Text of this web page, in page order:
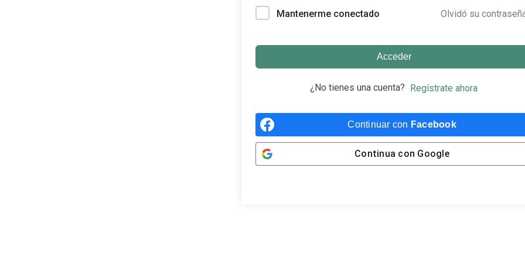
Mantenerme conectado Olvidó su
Acceder
¿No tienes una cuenta? Regístrate ahora
Continuar con Facebook
Continua con Google